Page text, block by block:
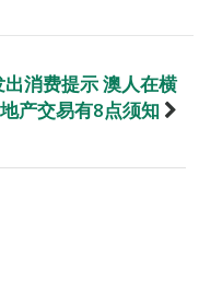
消费提示 澳人在横
产交易有8点须知